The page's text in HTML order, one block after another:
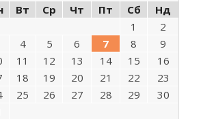
Вт Ср Чт Пт Сб
Нд
1
2
4 5 6 7 8
9
11 12 13 14 15
16
18 19 20 21 22
23
25 26 27 28 29
30